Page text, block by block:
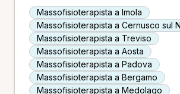
Massofisioterapista a Imola
Massofisioterapista a Cernusco sul
Massofisioterapista a Treviso
Massofisioterapista a Aosta
Massofisioterapista a Padova
Massofisioterapista a Bergamo
Massofisioterapista a Medolago